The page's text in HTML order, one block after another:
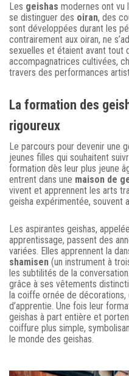
Les geishas modernes ont vu
se distinguer des oiran, des
sont développées durant les
contrairement aux oiran, ne
sexuelles et étaient avant tout
accompagnatrices cultivées,
travers des performances
La formation des
rigoureux
Le parcours pour devenir une
jeunes filles qui souhaitent
formation dès leur plus jeune
entrent dans une maison de
vivent et apprennent les arts
geisha expérimentée, souvent
Les aspirantes geishas,
apprentissage, passent des
variées. Elles apprennent la
shamisen (un instrument à
les subtilités de la
grâce à ses vêtements
la coiffe ornée de
d’apprentie. Une fois leur
geishas à part entière et
coiffure plus simple,
le monde des geishas.